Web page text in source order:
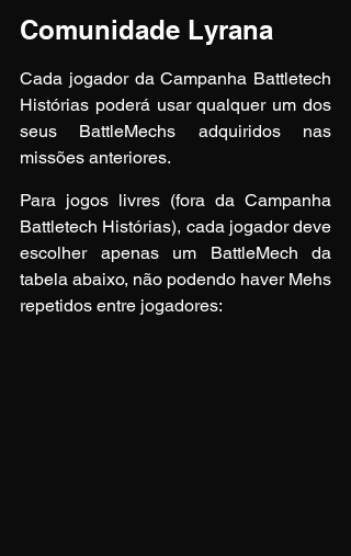
Comunidade Lyrana
Cada jogador da Campanha Battletech
Histórias poderá usar qualquer um dos
seus BattleMechs adquiridos nas
missões anteriores.
Para jogos livres (fora da Campanha
Battletech Histórias), cada jogador deve
escolher apenas um BattleMech da
tabela abaixo, não podendo haver Mehs
repetidos entre jogadores: